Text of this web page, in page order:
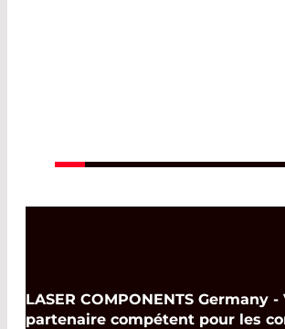
LASER COMPONENTS Germany -
partenaire compétent pour les